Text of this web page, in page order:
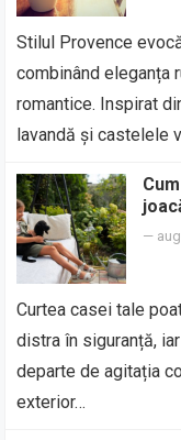
Stilul Provence
combinând eleganța
romantice. Inspirat
lavandă și castelele
—
Curtea casei tale
distra în siguranță,
departe de agitația
exterior…